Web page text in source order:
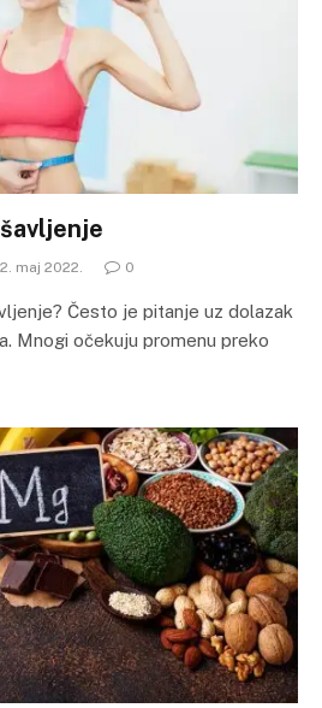
maj 2022. 0
Često je pitanje uz dolazak
Mnogi očekuju promenu preko